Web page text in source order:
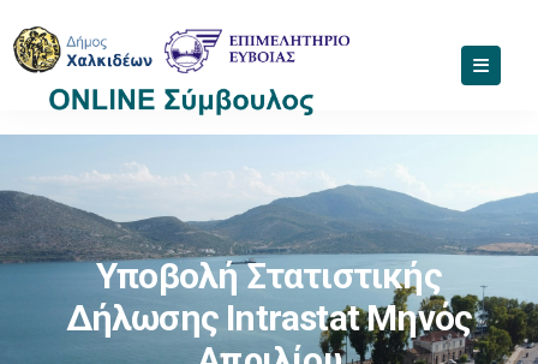
Υποβολή Στατιστικής
Δήλωσης Intrastat Μηνός